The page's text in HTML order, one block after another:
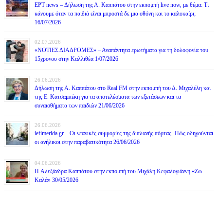
ΕΡΤ news – Δήλωση της Α. Καππάτου στην εκπομπή live now, με θέμα: Τι
κάνουμε όταν τα παιδιά είναι μπροστά δε μια οθόνη και το καλοκαίρι;
16/07/2026
02.07.2026
«ΝΟΤΙΕΣ ΔΙΑΔΡΟΜΕΣ» – Αναπάντητα ερωτήματα για τη δολοφονία του
15χρονου στην Καλλιθέα 1/07/2026
26.06.2026
Δήλωση της Α. Καππάτου στο Real FM στην εκπομπή του Δ. Μιχαλέλη και
της Ε. Κατσαμπέκη για τα αποτελέσματα των εξετάσεων και τα
συναισθήματα των παιδιών 21/06/2026
26.06.2026
iefimerida.gr – Οι νεανικές συμμορίες της διπλανής πόρτας -Πώς οδηγούνται
οι ανήλικοι στην παραβατικότητα 26/06/2026
04.06.2026
H Αλεξάνδρα Καππάτου στην εκπομπή του Μιχάλη Κεφαλογιάννη «Ζω
Καλά» 30/05/2026